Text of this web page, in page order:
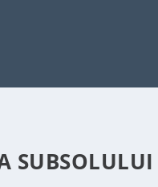
SUBSOLULUI